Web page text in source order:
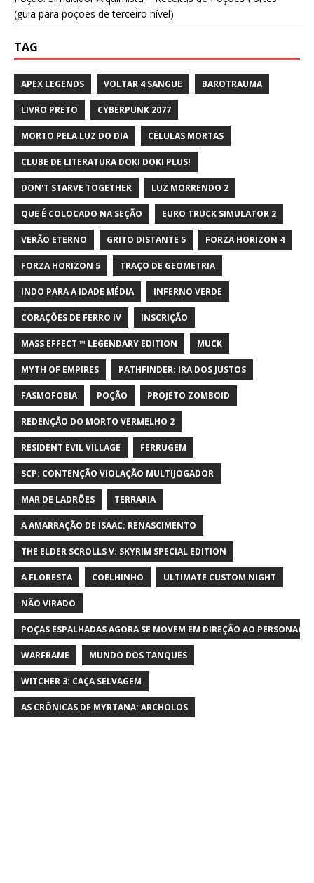
(guia para poções de terceiro nível)
TAG
APEX LEGENDS VOLTAR 4 SANGUE BAROTRAUMA
LIVRO PRETO CYBERPUNK 2077
MORTO PELA LUZ DO DIA CÉLULAS MORTAS
CLUBE DE LITERATURA DOKI DOKI PLUS!
DON'T STARVE TOGETHER LUZ MORRENDO 2
QUE É COLOCADO NA SEÇÃO EURO TRUCK SIMULATOR 2
VERÃO ETERNO GRITO DISTANTE 5 FORZA HORIZON 4
FORZA HORIZON 5 TRAÇO DE GEOMETRIA
INDO PARA A IDADE MÉDIA INFERNO VERDE
CORAÇÕES DE FERRO IV INSCRIÇÃO
MASS EFFECT ™ LEGENDARY EDITION MUCK
MYTH OF EMPIRES PATHFINDER: IRA DOS JUSTOS
FASMOFOBIA POÇÃO PROJETO ZOMBOID
REDENÇÃO DO MORTO VERMELHO 2
RESIDENT EVIL VILLAGE FERRUGEM
SCP: CONTENÇÃO VIOLAÇÃO MULTIJOGADOR
MAR DE LADRÕES TERRARIA
A AMARRAÇÃO DE ISAAC: RENASCIMENTO
THE ELDER SCROLLS V: SKYRIM SPECIAL EDITION
A FLORESTA COELHINHO ULTIMATE CUSTOM NIGHT
NÃO VIRADO
POÇAS ESPALHADAS AGORA SE MOVEM EM DIREÇÃO AO
WARFRAME MUNDO DOS TANQUES
WITCHER 3: CAÇA SELVAGEM
AS CRÔNICAS DE MYRTANA: ARCHOLOS